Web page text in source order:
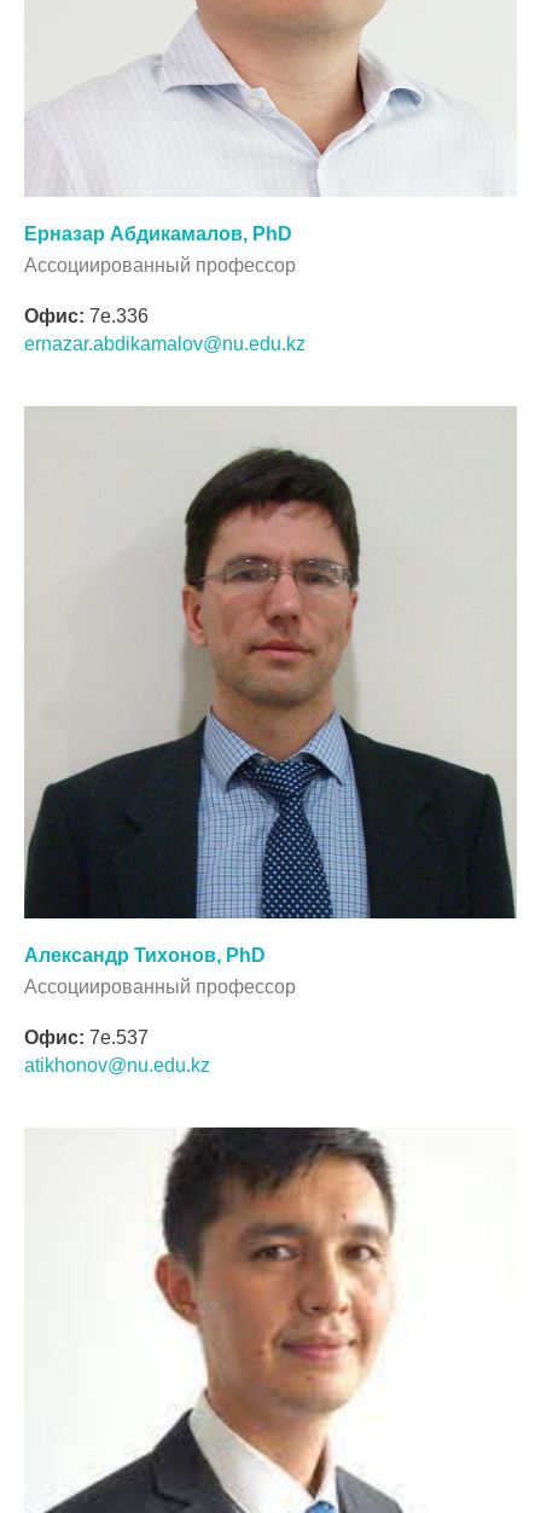
Ерназар Абдикамалов, PhD
Ассоциированный профессор
Офис: 7e.336
ernazar.abdikamalov@nu.edu.kz
Александр Тихонов, PhD
Ассоциированный профессор
Офис: 7e.537
atikhonov@nu.edu.kz